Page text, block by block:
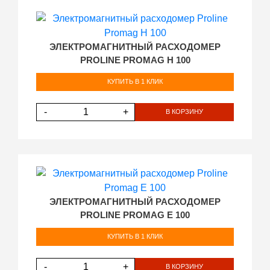
ЭЛЕКТРОМАГНИТНЫЙ РАСХОДОМЕР
PROLINE PROMAG H 100
КУПИТЬ В 1 КЛИК
- + В КОРЗИНУ
ЭЛЕКТРОМАГНИТНЫЙ РАСХОДОМЕР
PROLINE PROMAG E 100
КУПИТЬ В 1 КЛИК
- + В КОРЗИНУ